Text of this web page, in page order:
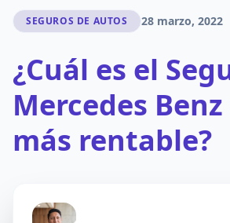
SEGUROS DE AUTOS 28 marzo, 2022
¿Cuál es el
Mercedes Benz
más rentable?